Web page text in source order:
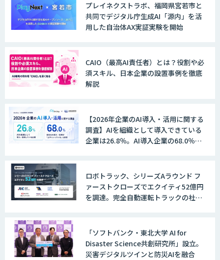
プレイネクストラボ、福岡県宮若市と
共同でデジタル庁生成AI「源内」を活
用した自治体AX実証実験を開始
CAIO（最高AI責任者）とは？役割や必
須スキル、日本企業の設置事例を徹底
解説
【2026年企業のAI導入・活用に関する
調査】AIを組織として導入できている
企業は26.8％。AI導入企業の68.0％
ロボトラック、シリーズAラウンド フ
ァーストクローズでエクイティ52億円
を調達。完全自動運転トラックの社会
「ソフトバンク・東北大学 AI for
Disaster Science共創研究所」設立。
災害デジタルツインと防災AIを融合